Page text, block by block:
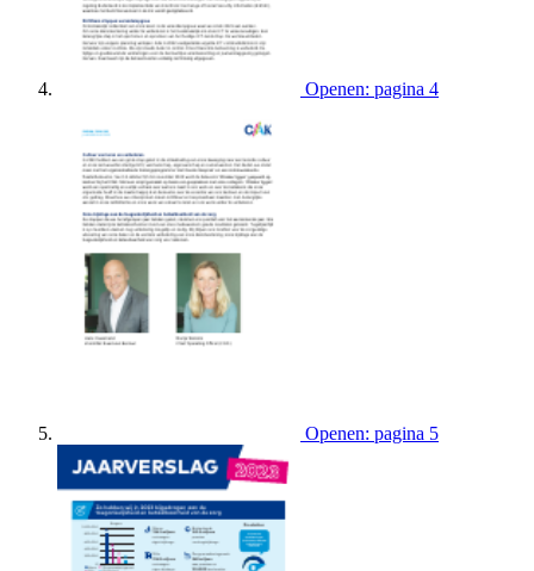
Openen: pagina 4
Openen: pagina 5